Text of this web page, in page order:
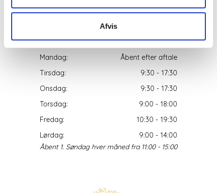
Afvis
Åbningstider
Mandag:
Åbent efter aftale
Tirsdag:
9:30 - 17:30
Onsdag:
9:30 - 17:30
Torsdag:
9:00 - 18:00
Fredag:
10:30 - 19:30
Lørdag:
9:00 - 14:00
Åbent 1. Søndag hver måned fra 11:00 - 15:00